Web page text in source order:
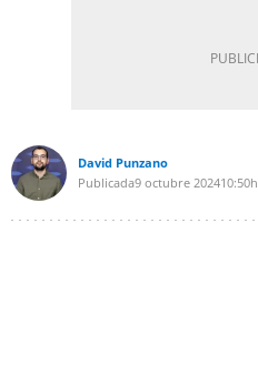
David Punzano
Publicada9 octubre 202410:50h